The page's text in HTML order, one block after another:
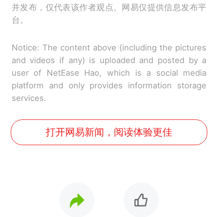
并发布，仅代表该作者观点。网易仅提供信息发布平
台。
Notice: The content above (including the pictures
and videos if any) is uploaded and posted by a
user of NetEase Hao, which is a social media
platform and only provides information storage
services.
打开网易新闻，阅读体验更佳